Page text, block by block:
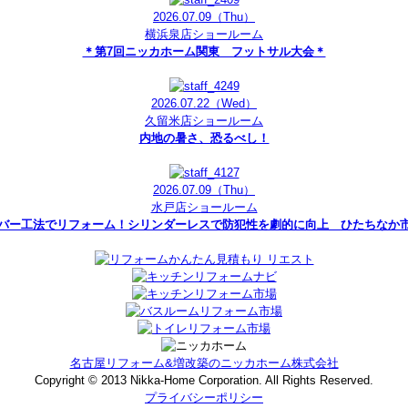
2026.07.09 （Thu）
横浜泉店ショールーム
＊第7回ニッカホーム関東 フットサル大会＊
2026.07.22 （Wed）
久留米店ショールーム
内地の暑さ、恐るべし！
2026.07.09 （Thu）
水戸店ショールーム
バー工法でリフォーム！シリンダーレスで防犯性を劇的に向上 ひたち
名古屋リフォーム&増改築のニッカホーム株式会社
Copyright © 2013 Nikka-Home Corporation. All Rights Reserved.
プライバシーポリシー